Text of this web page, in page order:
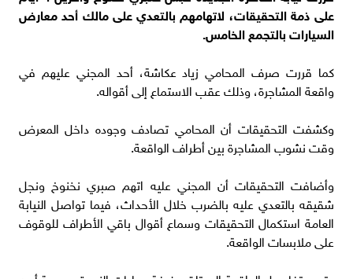
على ذمة التحقيقات، لاتهامهم بالتعدي على مالك أحد معارض
السيارات بالتجمع الخامس.
كما قررت صرف المحامي زياد عكاشة، أحد المجني عليهم في
واقعة المشاجرة، وذلك عقب الاستماع إلى أقواله.
وكشفت التحقيقات أن المحامي تصادف وجوده داخل المعرض
وقت نشوب المشاجرة بين أطراف الواقعة.
وأضافت التحقيقات أن المجني عليه اتهم صبري نخنوخ ونجل
شقيقه بالتعدي عليه بالضرب خلال الأحداث، فيما تواصل النيابة
العامة استكمال التحقيقات وسماع أقوال باقي الأطراف للوقوف
على ملابسات الواقعة.